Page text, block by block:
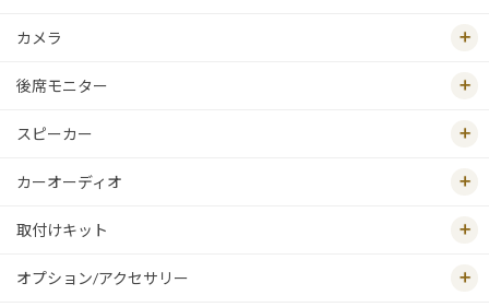
カメラ
後席モニター
スピーカー
カーオーディオ
取付けキット
オプション/アクセサリー